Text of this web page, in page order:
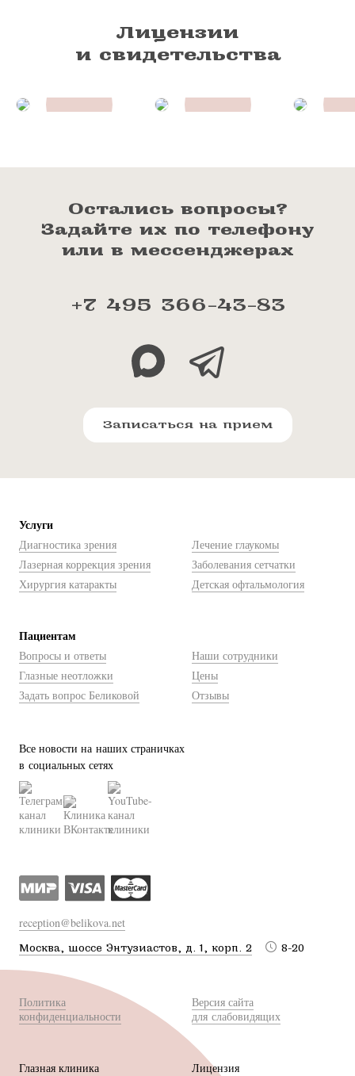
Лицензии
и свидетельства
Остались вопросы?
Задайте их по телефону
или в мессенджерах
+7 495 366-43-83
Записаться на прием
Услуги
Диагностика зрения
Лазерная коррекция зрения
Хирургия катаракты
Лечение глаукомы
Заболевания сетчатки
Детская офтальмология
Пациентам
Вопросы и ответы
Глазные неотложки
Задать вопрос Беликовой
Наши сотрудники
Цены
Отзывы
Все новости на наших страничках
в социальных сетях
reception@belikova.net
Москва, шоссе Энтузиастов, д. 1, корп. 2 8-20
Политика
конфиденциальности
Версия сайта
для слабовидящих
Глазная клиника
Лицензия